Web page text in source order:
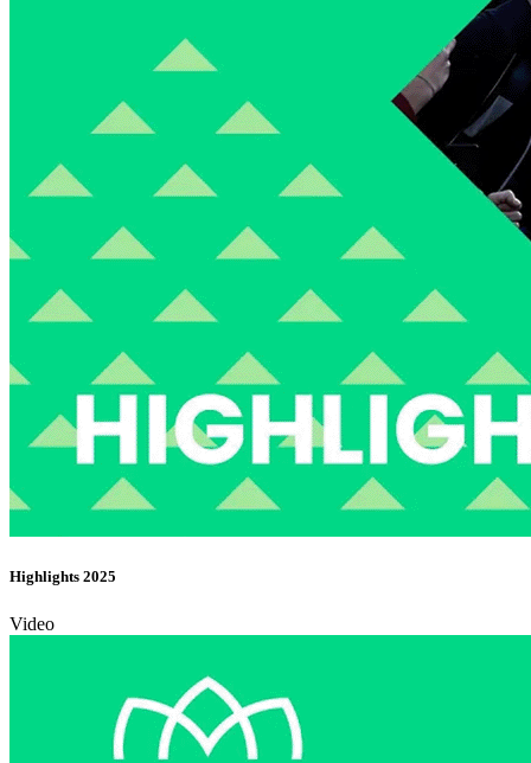
Highlights 2025
Video